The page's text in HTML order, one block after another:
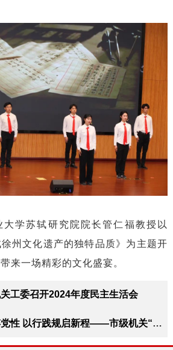
大学苏轼研究院院长管仁福教授以
州文化遗产的独特品质》为主题开
来一场精彩的文化盛宴。
工委召开2024年度民主生活会
规启新程——市级机关“党务干部讲党规”活动综述（附获奖名单）